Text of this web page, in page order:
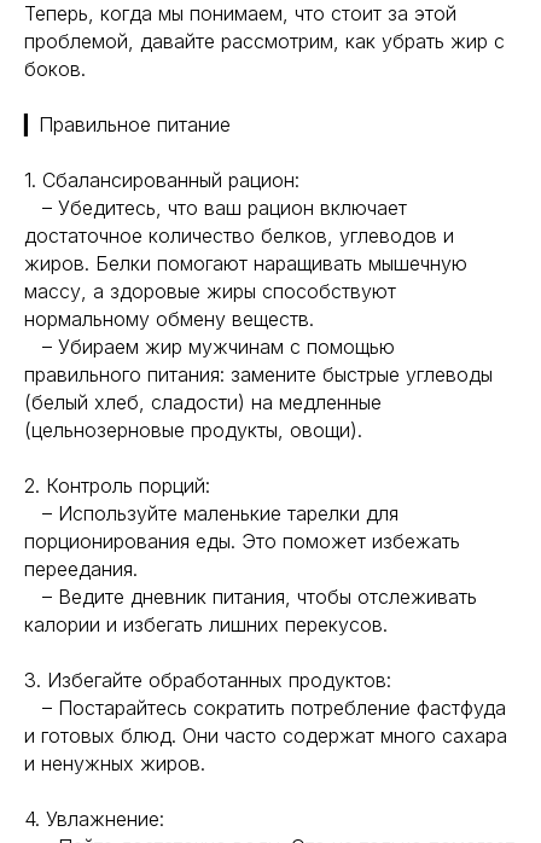
Теперь, когда мы понимаем, что стоит за этой
проблемой, давайте рассмотрим, как убрать жир с
боков.
▎Правильное питание
1. Сбалансированный рацион:
– Убедитесь, что ваш рацион включает
достаточное количество белков, углеводов и
жиров. Белки помогают наращивать мышечную
массу, а здоровые жиры способствуют
нормальному обмену веществ.
– Убираем жир мужчинам с помощью
правильного питания: замените быстрые углеводы
(белый хлеб, сладости) на медленные
(цельнозерновые продукты, овощи).
2. Контроль порций:
– Используйте маленькие тарелки для
порционирования еды. Это поможет избежать
переедания.
– Ведите дневник питания, чтобы отслеживать
калории и избегать лишних перекусов.
3. Избегайте обработанных продуктов:
– Постарайтесь сократить потребление фастфуда
и готовых блюд. Они часто содержат много сахара
и ненужных жиров.
4. Увлажнение: